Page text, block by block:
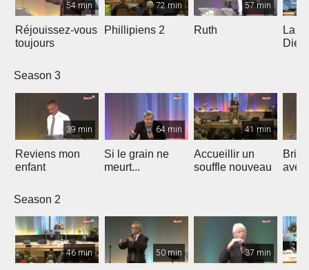
54 min
Réjouissez-vous
toujours
72 min
Phillipiens 2
57 min
Ruth
La
Dieu
Season 3
39 min
Reviens mon
enfant
64 min
Si le grain ne
meurt...
41 min
Accueillir un
souffle nouveau
Season 2
46 min 50 min 37 min